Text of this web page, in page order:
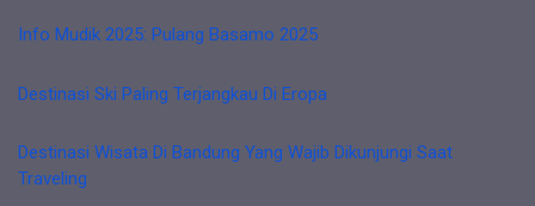
Info Mudik 2025: Pulang Basamo 2025
Destinasi Ski Paling Terjangkau Di Eropa
Destinasi Wisata Di Bandung Yang Wajib Dikunjungi Saat
Traveling